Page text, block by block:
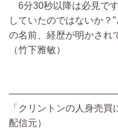
6分30秒以降は必見で
していたのではないか？
の名前、経歴が明かされ
（竹下雅敏）
「クリントンの人身売買
配信元）